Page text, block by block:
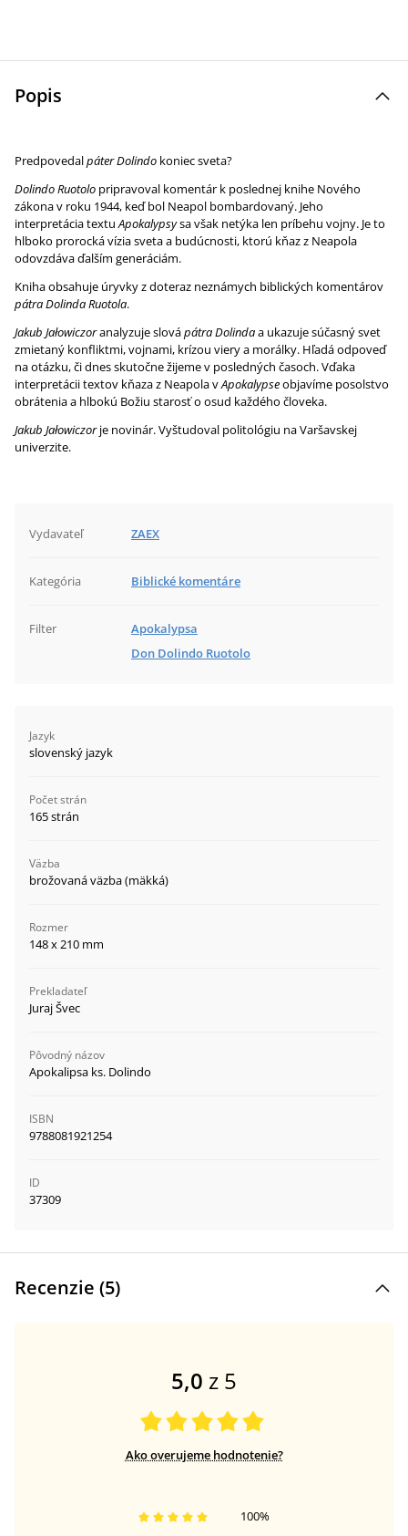
Popis
PredpovedalpáterDolindo koniec sveta?
Dolindo Ruotolo pripravoval komentár k poslednej knihe Nového
zákona v roku 1944, keď bol Neapol bombardovaný. Jeho
interpretácia textuApokalypsysa však netýka len príbehu vojny. Je to
hlboko prorocká vízia sveta a budúcnosti, ktorú kňaz z Neapola
odovzdáva ďalším generáciám.
Kniha obsahuje úryvky z doteraz neznámych biblických komentárov
pátra Dolinda Ruotola.
Jakub Jałowiczoranalyzuje slovápátra Dolindaa ukazuje súčasný svet
zmietaný konfliktmi, vojnami, krízou viery a morálky. Hľadá odpoveď
na otázku, či dnes skutočne žijeme v posledných časoch. Vďaka
interpretácii textov kňaza z Neapola vApokalypseobjavíme posolstvo
obrátenia a hlbokú Božiu starosť o osud každého človeka.
Jakub Jałowiczorje novinár. Vyštudoval politológiu na Varšavskej
univerzite.
Vydavateľ ZAEX
Kategória Biblické komentáre
Filter
Apokalypsa
Don Dolindo Ruotolo
Jazyk
slovenský jazyk
Počet strán
165 strán
Väzba
brožovaná väzba (mäkká)
Rozmer
148 x 210 mm
Prekladateľ
Juraj Švec
Pôvodný názov
Apokalipsa ks. Dolindo
ISBN
9788081921254
ID
37309
Recenzie (5)
5,0 z 5
Ako overujeme hodnotenie?
100%